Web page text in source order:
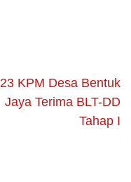
23 KPM Desa Bentuk
Jaya Terima BLT-DD
Tahap I